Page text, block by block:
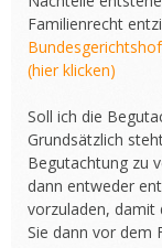
Familienrecht
(hier klicken)
Soll ich die
Grundsätzlich
Begutachtung zu
dann entweder
vorzuladen, damit
Sie dann vor dem